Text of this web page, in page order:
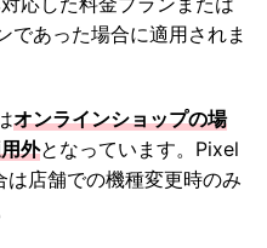
であった場合に適用されま
オンラインショップの場
外となっています。Pixel
店舗での機種変更時のみ